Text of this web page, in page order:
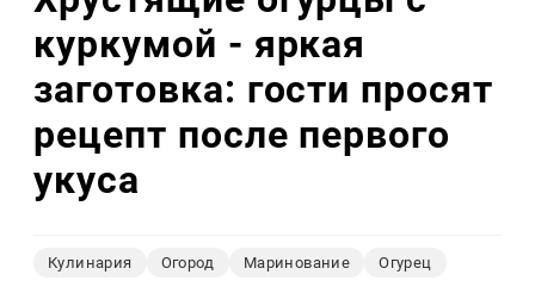
куркумой - яркая
заготовка: гости просят
рецепт после первого
укуса
Кулинария Огород Маринование Огурец